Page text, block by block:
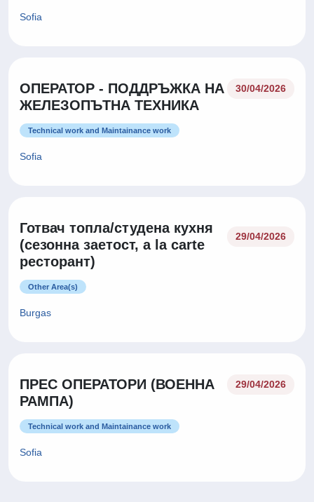
Sofia
ОПЕРАТОР - ПОДДРЪЖКА НА
ЖЕЛЕЗОПЪТНА ТЕХНИКА
30/04/2026
Technical work and Maintainance work
Sofia
Готвач топла/студена кухня
(сезонна заетост, a la carte
ресторант)
29/04/2026
Other Area(s)
Burgas
ПРЕС ОПЕРАТОРИ (ВОЕННА
РАМПА)
29/04/2026
Technical work and Maintainance work
Sofia